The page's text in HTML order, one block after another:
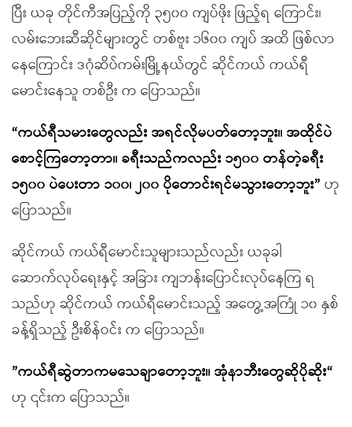
ပြီး ယခု တိုင်ကီအပြည့်ကို ၃၅၀၀ ကျပ်ဖိုး ဖြည့်ရ ကြောင်း၊
လမ်းဘေးဆီဆိုင်များတွင် တစ်ဗူး ၁၆၀၀ ကျပ် အထိ ဖြစ်လာ
နေကြောင်း ဒဂုံဆိပ်ကမ်းမြို့နယ်တွင် ဆိုင်ကယ် ကယ်ရီ
မောင်းနေသူ တစ်ဦး က ပြောသည်။
“ကယ်ရီသမားတွေလည်း အရင်လိုမပတ်တော့ဘူး။ အထိုင်ပဲ
စောင့်ကြတော့တာ။ ခရီးသည်ကလည်း ၁၅၀၀ တန်တဲ့ခရီး
၁၅၀၀ ပဲပေးတာ ၁၀၀၊ ၂၀၀ ပိုတောင်းရင်မသွားတော့ဘူး” ဟု
ပြောသည်။
ဆိုင်ကယ် ကယ်ရီမောင်းသူများသည်လည်း ယခုခါ
ဆောက်လုပ်ရေးနှင့် အခြား ကျဘန်းပြောင်းလုပ်နေကြ ရ
သည်ဟု ဆိုင်ကယ် ကယ်ရီမောင်းသည့် အတွေ့အကြုံ ၁၀ နှစ်
ခန့်ရှိသည့် ဦးစိန်ဝင်း က ပြောသည်။
”ကယ်ရီဆွဲတာကမသေချာတော့ဘူး။ အုံနာဘီးတွေဆိုပိုဆိုး“
ဟု ၎င်းက ပြောသည်။